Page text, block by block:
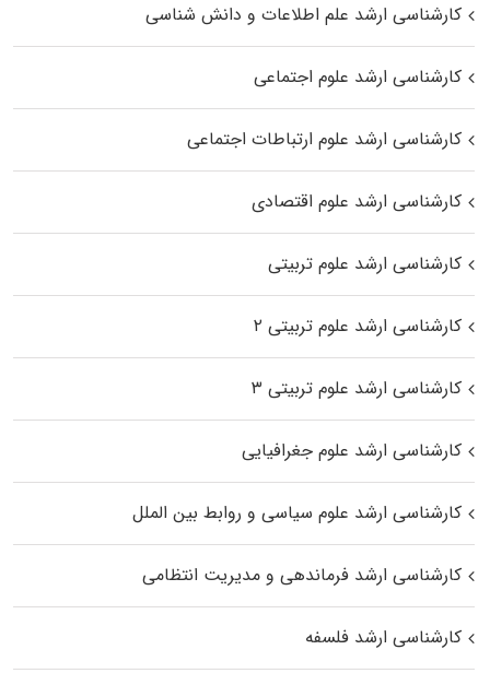
کارشناسی ارشد علم اطلاعات و دانش شناسی
کارشناسی ارشد علوم اجتماعی
کارشناسی ارشد علوم ارتباطات اجتماعی
کارشناسی ارشد علوم اقتصادی
کارشناسی ارشد علوم تربیتی
کارشناسی ارشد علوم تربیتی ۲
کارشناسی ارشد علوم تربیتی ۳
کارشناسی ارشد علوم جغرافیایی
کارشناسی ارشد علوم سیاسی و روابط بین الملل
کارشناسی ارشد فرماندهی و مدیریت انتظامی
کارشناسی ارشد فلسفه